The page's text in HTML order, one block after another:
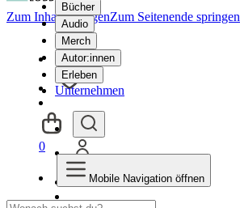
Bücher
Audio
Merch
Autor:innen
Erleben
Unternehmen
Zum Inhalt springenZum Seitenende springen
0
Mobile Navigation öffnen